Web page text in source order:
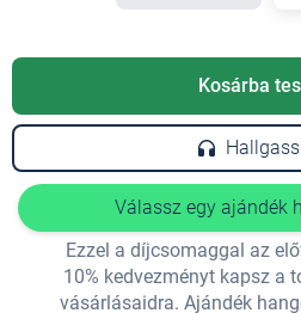
Kosárba
Válassz egy ajándék
Ezzel a díjcsomaggal az
10% kedvezményt kapsz a
vásárlásaidra. Ajándék